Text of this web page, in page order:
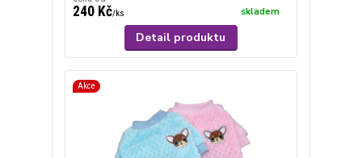
240 Kč/ks skladem
Detail produktu
Akce